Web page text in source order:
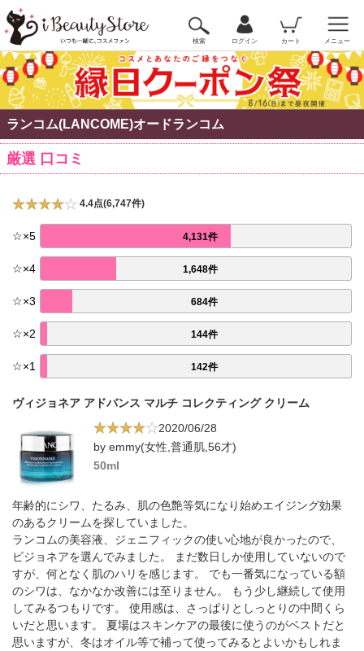
検索 ログイン カート メニュー
ランコム(LANCOME)オードランコム
厳選 口コミ
4.4点(6,747件)
☆×5 4,131件
☆×4 1,648件
☆×3 684件
☆×2 144件
☆×1 142件
ヴィジョネア アドバンス マルチ コレクティング クリーム
2020/06/28
by emmy(女性,普通肌,56才)
50ml
年齢的にシワ、たるみ、肌の色艶等気になり始めエイジング効果
のあるクリームを探していました。
ランコムの美容液、ジェニフィックの使い心地が良かったので、
ビジョネアを選んでみました。 まだ数日しか使用していないので
すが、何となく肌のハリを感じます。 でも一番気になっている額
のシワは、なかなか改善には至りません。 もう少し継続して使用
してみるつもりです。 使用感は、さっぱりとしっとりの中間くら
いだと思います。 夏場はスキンケアの最後に使うのがベストだと
思いますが、冬はオイル等で補って使ってみるとよいかもしれま